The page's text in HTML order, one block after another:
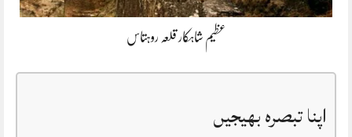
عظیم شاہکار قلعہ روہتاس
اپنا تبصرہ بھیجیں